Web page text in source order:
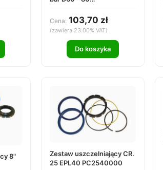
Cena: 103,70 zł
(zawiera 23.00% VAT)
Do koszyka
8"
Zestaw uszczelniający CR.
25 EPL40 PC2540000